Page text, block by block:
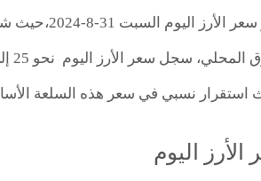
ننشر سعر
استقرار نسبي في سعر هذه السلعة
الأرز اليوم